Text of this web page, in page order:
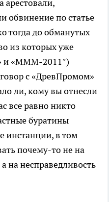
арестовали,
обвинение по статье
тогда до обманутых
из которых уже
и «МММ-2011″)
с «ДревПромом»
ли, кому вы отнесли
все равно никто
буратины
инстанции, в том
почему-то не на
на несправедливость